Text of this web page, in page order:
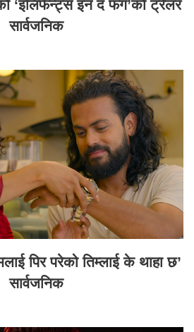
‘इलिफेन्ट्स इन द फग’को ट्रेलर
सार्वजनिक
पिर परेको तिम्लाई के थाहा छ’
सार्वजनिक